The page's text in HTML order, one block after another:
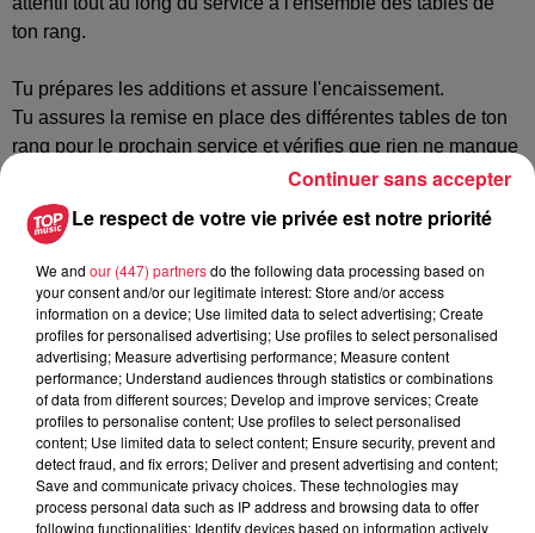
ton rang.
Tu prépares les additions et assure l'encaissement.
Tu assures la remise en place des différentes tables de ton
rang pour le prochain service et vérifies que rien ne manque
(set de table, couverts, verres etc)
Postulez à l'offre : Chef.fe de rang
Votre nom*
Votre e-mail*
Le respect de votre vie privée est notre priorité
We and our (447) partnersdo the following data processing based on
your consent and/or our legitimate interest: Store and/or access
information on a device; Use limited data to select advertising; Create
profiles for personalised advertising; Use profiles to select personalised
advertising; Measure advertising performance; Measure content
performance; Understand audiences through statistics or combinations
of data from different sources; Develop and improve services; Create
profiles to personalise content; Use profiles to select personalised
content; Use limited data to select content; Ensure security, prevent and
detect fraud, and fix errors; Deliver and present advertising and content;
Save and communicate privacy choices. These technologies may
process personal data such as IP address and browsing data to offer
following functionalities: Identify devices based on information actively
Continuer sans accepter